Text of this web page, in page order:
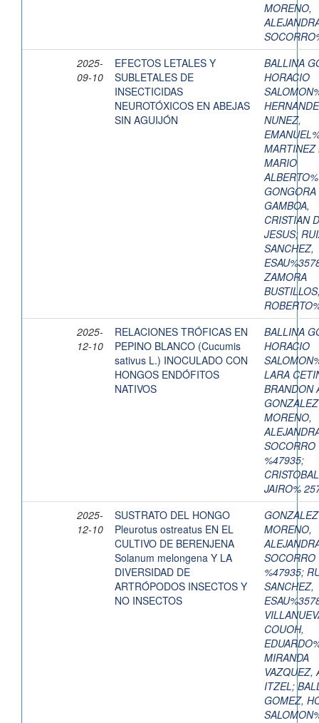
MORENO,
2025-
09-10
EFECTOS LETALES Y
SUBLETALES DE
INSECTICIDAS
NEUROTÓXICOS EN ABEJAS
SIN AGUIJÓN
BALLINA
HORACIO
NUNEZ,
MARTINEZ
MARIO
GONGORA
GAMBOA,
CRISTIAN
JESUS;
SANCHEZ,
ZAMORA
2025-
12-10
RELACIONES TRÓFICAS EN
PEPINO BLANCO (Cucumis
sativus L.) INOCULADO CON
HONGOS ENDÓFITOS
NATIVOS
BALLINA
HORACIO
LARA
BRANDON
GONZALEZ
MORENO,
SOCORRO
%47935;
JAIRO%
2025-
12-10
SUSTRATO DEL HONGO
Pleurotus ostreatus EN EL
CULTIVO DE BERENJENA
Solanum melongena Y LA
DIVERSIDAD DE
ARTRÓPODOS INSECTOS Y
NO INSECTOS
GONZALEZ
MORENO,
SOCORRO
%47935;
SANCHEZ,
COUOH,
MIRANDA
VAZQUEZ,
ITZEL;
GOMEZ,